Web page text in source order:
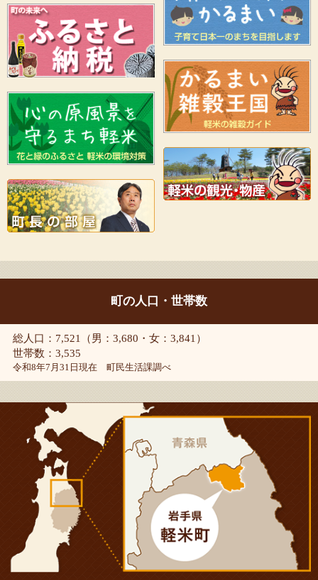
町の人口・世帯数
総人口：7,521（男：3,680・女：3,841）
世帯数：3,535
令和8年7月31日現在 町民生活課調べ